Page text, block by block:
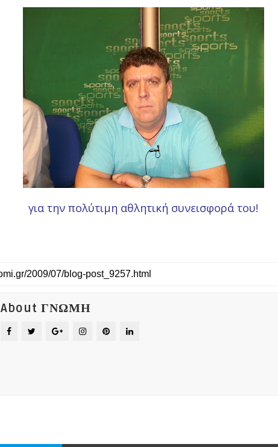
για την πολύτιμη αθλητική συνεισφορά του!
About ΓΝΩΜΗ